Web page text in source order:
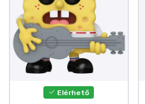
Elérhető